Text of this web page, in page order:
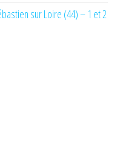
sur Loire (44) – 1 et 2